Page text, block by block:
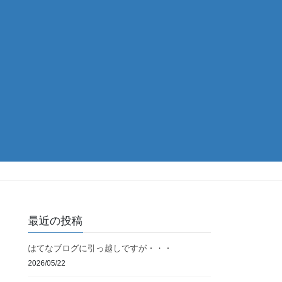
最近の投稿
はてなブログに引っ越しですが・・・
2026/05/22